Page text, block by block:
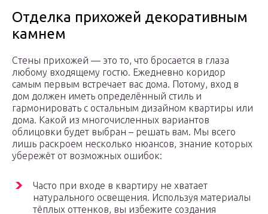
Отделка прихожей декоративным
камнем
Стены прихожей — это то, что бросается в глаза
любому входящему гостю. Ежедневно коридор
самым первым встречает вас дома. Потому, вход в
дом должен иметь определённый стиль и
гармонировать с остальным дизайном квартиры или
дома. Какой из многочисленных вариантов
облицовки будет выбран – решать вам. Мы всего
лишь раскроем несколько нюансов, знание которых
убережёт от возможных ошибок:
Часто при входе в квартиру не хватает
натурального освещения. Используя материалы
тёплых оттенков, вы избежите создания